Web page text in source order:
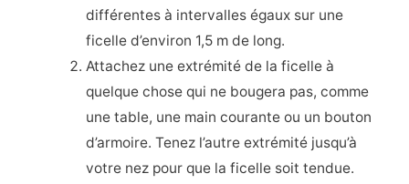
différentes à intervalles égaux sur une
ficelle d’environ 1,5 m de long.
Attachez une extrémité de la ficelle à
quelque chose qui ne bougera pas, comme
une table, une main courante ou un bouton
d’armoire. Tenez l’autre extrémité jusqu’à
votre nez pour que la ficelle soit tendue.